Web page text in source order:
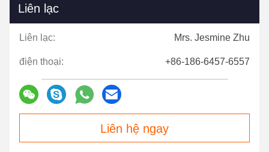
Liên lạc
Liên lạc: Mrs. Jesmine Zhu
điện thoại: +86-186-6457-6557
Liên hệ ngay